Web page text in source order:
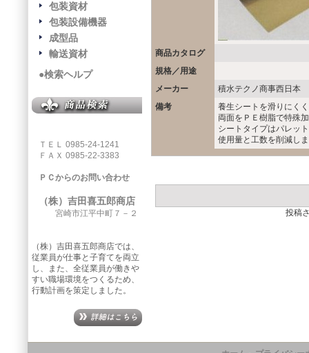
包装資材
包装設備機器
成型品
輸送資材
●検索ヘルプ
ＴＥＬ 0985-24-1241
ＦＡＸ 0985-22-3383
ＰＣからのお問い合わせ
（株）吉田喜五郎商店
宮崎市江平中町７－２
（株）吉田喜五郎商店では、
従業員が仕事と子育てを両立
し、また、全従業員が働きや
すい職場環境をつくるため、
行動計画を策定しました。
商品カタログ
規格／用途
メーカー
積水テクノ商事西日本
備考
養生シートを滑りにく
両面をＰＥ樹脂で特殊
シートタイプはパレッ
使用量と工数を削減し
投稿